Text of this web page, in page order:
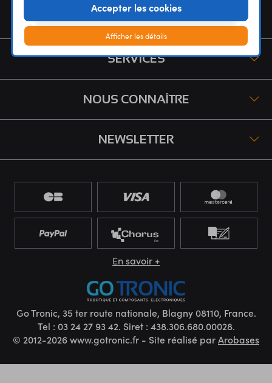
COMMANDE
SERVICES
NOUS CONNAÎTRE
NEWSLETTER
En savoir +
Go Tronic, 35 ter route nationale, Blagny 08110, France.
Tel : 03 24 27 93 42. Siret : 438.306.680.00028.
© 2012-2026 www.gotronic.fr - Site réalisé parArobases
Accepter les cookies
Afficher les détails